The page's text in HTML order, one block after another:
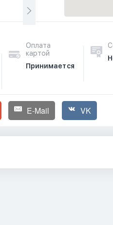
Оплата
картой
Принимается
E-Mail VK